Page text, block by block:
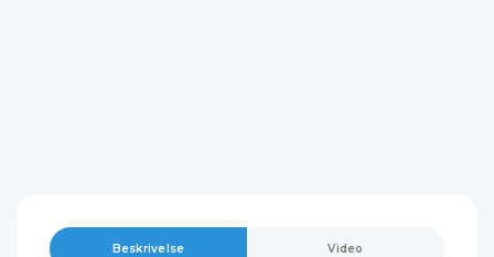
Beskrivelse Video